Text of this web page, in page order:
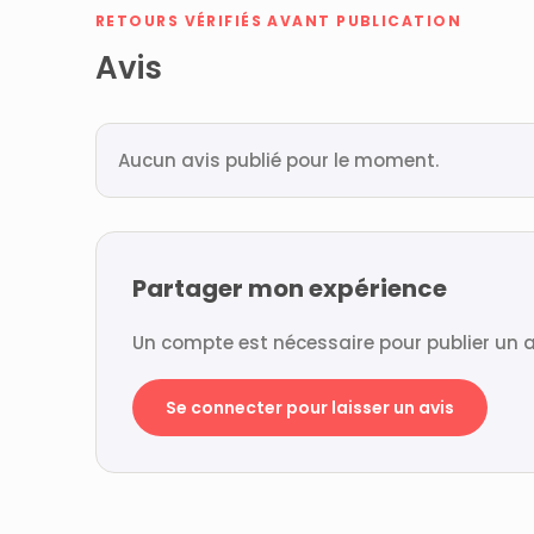
RETOURS VÉRIFIÉS AVANT PUBLICATION
Avis
Aucun avis publié pour le moment.
Partager mon expérience
Un compte est nécessaire pour publier un
Se connecter pour laisser un avis